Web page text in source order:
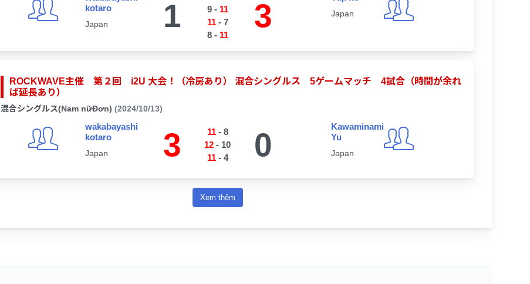
kotaro
Japan 1
9- 11
11- 7
8- 11
3 Japan
ROCKWAVE主催 第２回 i2U 大会！（冷房あり） 混合シングルス 5ゲームマッチ 4試合（時間が余れ
ば延長あり）
混合シングルス(Nam nữĐơn) (2024/10/13)
wakabayashi
kotaro
Japan 3 11- 8
12 - 10
11- 4 0
Kawaminami
Yu
Japan
Xem thêm